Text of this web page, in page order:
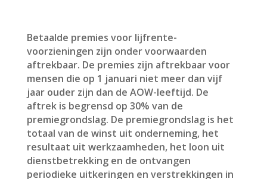
Betaalde premies voor lijfrente-
voorzieningen zijn onder voorwaarden
aftrekbaar. De premies zijn aftrekbaar voor
mensen die op 1 januari niet meer dan vijf
jaar ouder zijn dan de AOW-leeftijd. De
aftrek is begrensd op 30% van de
premiegrondslag. De premiegrondslag is het
totaal van de winst uit onderneming, het
resultaat uit werkzaamheden, het loon uit
dienstbetrekking en de ontvangen
periodieke uitkeringen en verstrekkingen in